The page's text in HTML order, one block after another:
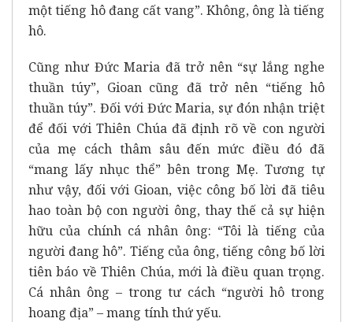
một tiếng hô đang cất vang”. Không, ông là tiếng
hô.
Cũng như Đức Maria đã trở nên “sự lắng nghe
thuần túy”, Gioan cũng đã trở nên “tiếng hô
thuần túy”. Đối với Đức Maria, sự đón nhận triệt
để đối với Thiên Chúa đã định rõ về con người
của mẹ cách thâm sâu đến mức điều đó đã
“mang lấy nhục thể” bên trong Mẹ. Tương tự
như vậy, đối với Gioan, việc công bố lời đã tiêu
hao toàn bộ con người ông, thay thế cả sự hiện
hữu của chính cá nhân ông: “Tôi là tiếng của
người đang hô”. Tiếng của ông, tiếng công bố lời
tiên báo về Thiên Chúa, mới là điều quan trọng.
Cá nhân ông – trong tư cách “người hô trong
hoang địa” – mang tính thứ yếu.